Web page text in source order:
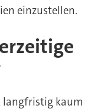
einzustellen.
langfristig kaum